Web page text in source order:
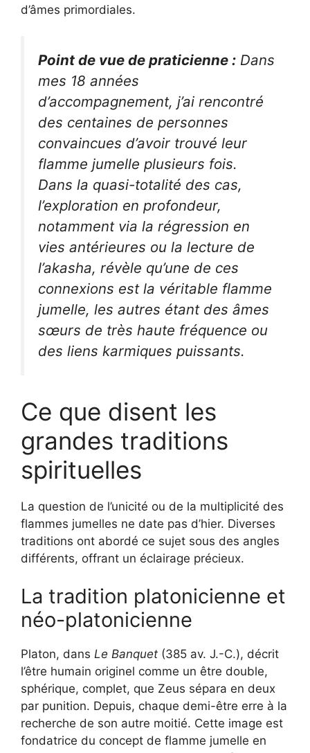
d’âmes primordiales.
Point de vue de praticienne : Dans
mes 18 années
d’accompagnement, j’ai rencontré
des centaines de personnes
convaincues d’avoir trouvé leur
flamme jumelle plusieurs fois.
Dans la quasi-totalité des cas,
l’exploration en profondeur,
notamment via la régression en
vies antérieures ou la lecture de
l’akasha, révèle qu’une de ces
connexions est la véritable flamme
jumelle, les autres étant des âmes
sœurs de très haute fréquence ou
des liens karmiques puissants.
Ce que disent les
grandes traditions
spirituelles
La question de l’unicité ou de la multiplicité des
flammes jumelles ne date pas d’hier. Diverses
traditions ont abordé ce sujet sous des angles
différents, offrant un éclairage précieux.
La tradition platonicienne et
néo-platonicienne
Platon, dans Le Banquet (385 av. J.-C.), décrit
l’être humain originel comme un être double,
sphérique, complet, que Zeus sépara en deux
par punition. Depuis, chaque demi-être erre à la
recherche de son autre moitié. Cette image est
fondatrice du concept de flamme jumelle en